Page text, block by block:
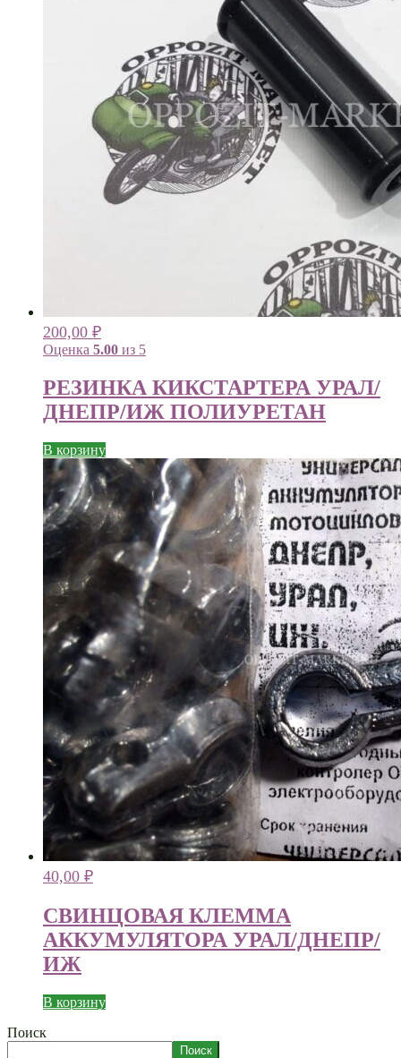
200,00 ₽
Оценка 5.00 из 5
РЕЗИНКА КИКСТАРТЕРА УРАЛ/
ДНЕПР/ИЖ ПОЛИУРЕТАН
В корзину
40,00 ₽
СВИНЦОВАЯ КЛЕММА
АККУМУЛЯТОРА УРАЛ/ДНЕПР/
ИЖ
В корзину
Поиск
Поиск